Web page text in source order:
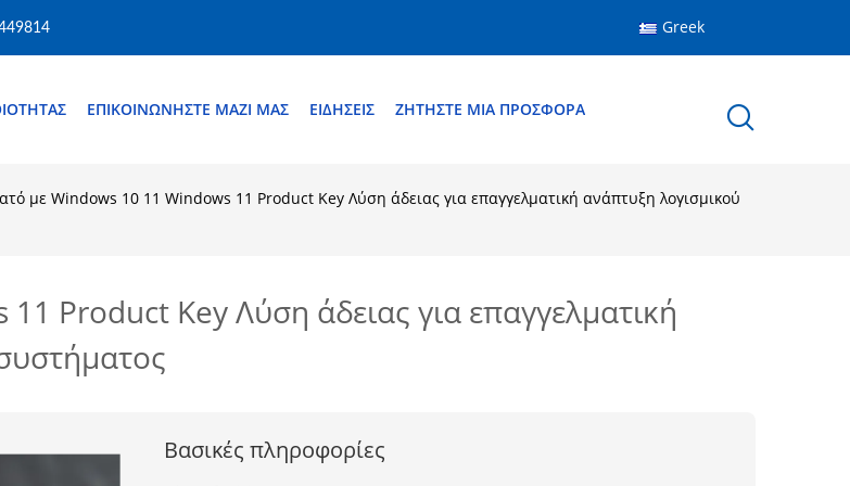
Greek
ΕΠΙΚΟΙΝΩΝΉΣΤΕ ΜΑΖΊ ΜΑΣ ΕΙΔΉΣΕΙΣ ΖΗΤΉΣΤΕ ΜΙΑ ΠΡΟΣΦΟΡΆ
με Windows 10 11 Windows 11 Product Key Λύση άδειας για επαγγελματική ανάπτυξη λογισμικού
Product Key Λύση άδειας για επαγγελματική
Βασικές πληροφορίες